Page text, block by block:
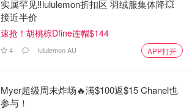
实属罕见‼️lululemon折扣区 羽绒服集体降💥
接近半价
速抢！胡桃棕Dfine连帽$144
4 lululemon AU APP打开
Myer超级周末炸场🔥满$100返$15 Chanel也
参与！